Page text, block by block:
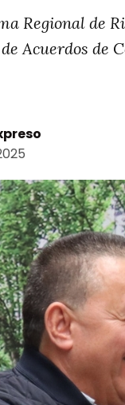
Regional de
Acuerdos de